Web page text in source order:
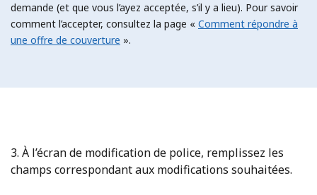
demande (et que vous l’ayez acceptée, s’il y a lieu). Pour savoir
comment l’accepter, consultez la page « Comment répondre à
une offre de couverture ».
3. À l’écran de modification de police, remplissez les
champs correspondant aux modifications souhaitées.